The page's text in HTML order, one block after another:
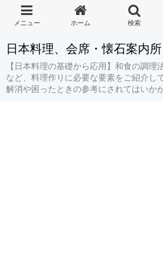
日本料理、会席・懐石案内所
【日本料理の基礎から応用】和食の調理
など、料理作りに必要な要素をご紹介し
解消や困ったときの参考にされてはいか